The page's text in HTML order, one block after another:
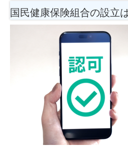
国民健康保険組合の設立